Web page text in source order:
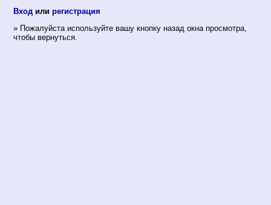
Вход или регистрация
» Пожалуйста используйте вашу кнопку назад окна просмотра,
чтобы вернуться.